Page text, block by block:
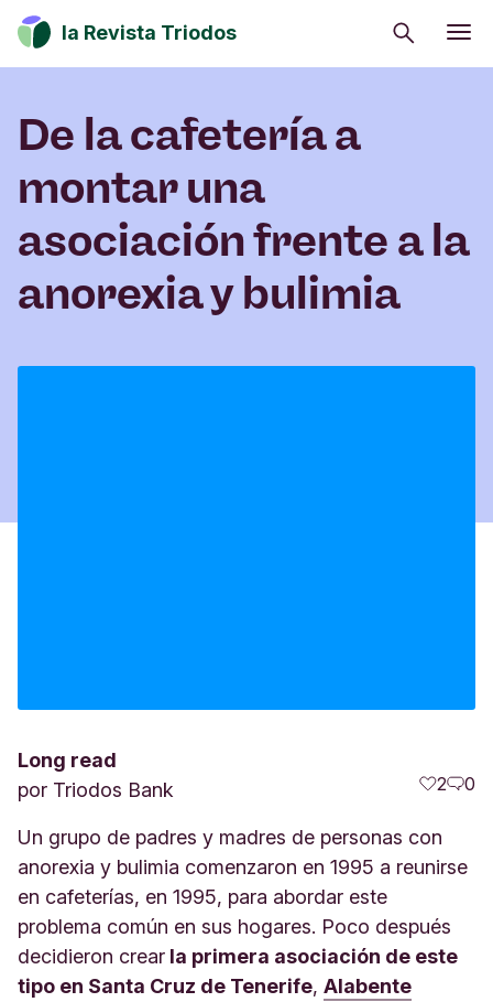
la Revista Triodos Buscar
Consumo consciente
Estrategia climática
Inversión de impacto
De la cafetería a
montar una
asociación frente a la
anorexia y bulimia
Long read
por Triodos Bank 2 0
Un grupo de padres y madres de personas con
anorexia y bulimia comenzaron en 1995 a reunirse
en cafeterías, en 1995, para abordar este
problema común en sus hogares. Poco después
decidieron crear la primera asociación de este
tipo en Santa Cruz de Tenerife, Alabente